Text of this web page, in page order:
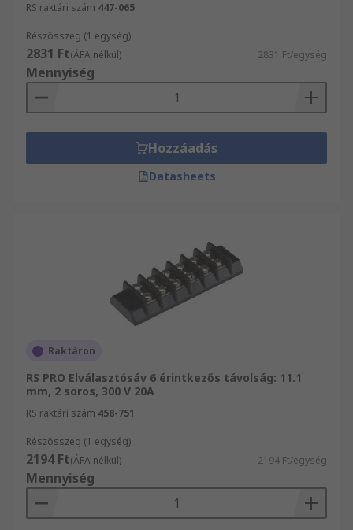
RS raktári szám 447-065
Részösszeg (1 egység)
2831 Ft(ÁFA nélkül) 2831 Ft/egység
Mennyiség
Hozzáadás
Datasheets
Raktáron
RS PRO Elválasztósáv 6 érintkezős távolság: 11.1
mm, 2 soros, 300 V 20A
RS raktári szám 458-751
Részösszeg (1 egység)
2194 Ft(ÁFA nélkül) 2194 Ft/egység
Mennyiség